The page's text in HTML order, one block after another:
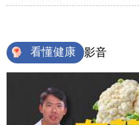
看懂健康 影音